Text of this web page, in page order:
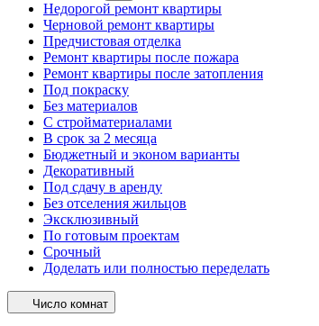
Недорогой ремонт квартиры
Черновой ремонт квартиры
Предчистовая отделка
Ремонт квартиры после пожара
Ремонт квартиры после затопления
Под покраску
Без материалов
С стройматериалами
В срок за 2 месяца
Бюджетный и эконом варианты
Декоративный
Под сдачу в аренду
Без отселения жильцов
Эксклюзивный
По готовым проектам
Срочный
Доделать или полностью переделать
Число комнат